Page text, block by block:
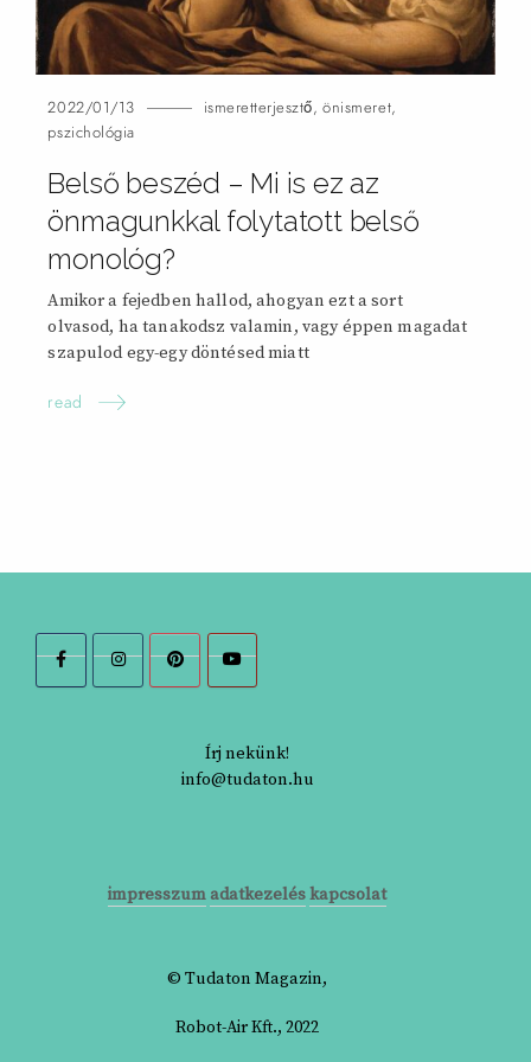
2022/01/13 ismeretterjesztő,önismeret,
pszichológia
Belső beszéd – Mi is ez az
önmagunkkal folytatott belső
monológ?
Amikor a fejedben hallod, ahogyan ezt a sort
olvasod, ha tanakodsz valamin, vagy éppen magadat
szapulod egy-egy döntésedmiatt
read
Írj nekünk!
info@tudaton.hu
impresszum adatkezeléskapcsolat
© Tudaton Magazin,
Robot-Air Kft., 2022